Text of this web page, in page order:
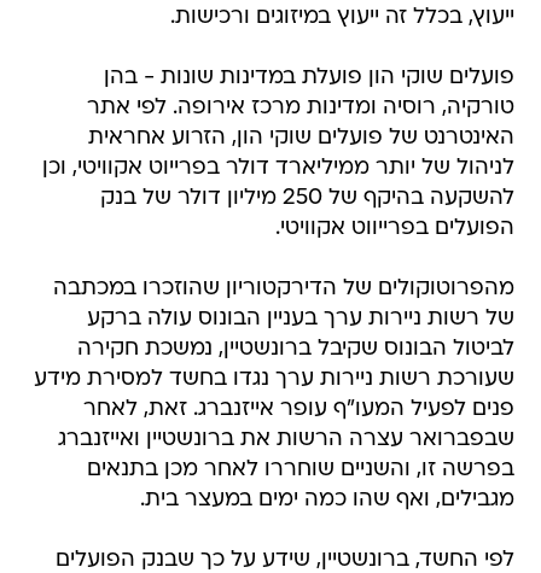
ייעוץ, בכלל זה ייעוץ במיזוגים ורכישות.
פועלים שוקי הון פועלת במדינות שונות - בהן
טורקיה, רוסיה ומדינות מרכז אירופה. לפי אתר
האינטרנט של פועלים שוקי הון, הזרוע אחראית
לניהול של יותר ממיליארד דולר בפרייוט אקוויטי, וכן
להשקעה בהיקף של 250 מיליון דולר של בנק
הפועלים בפרייווט אקוויטי.
מהפרוטוקולים של הדירקטוריון שהוזכרו במכתבה
של רשות ניירות ערך בעניין הבונוס עולה ברקע
לביטול הבונוס שקיבל ברונשטיין, נמשכת חקירה
שעורכת רשות ניירות ערך נגדו בחשד למסירת מידע
פנים לפעיל המעו"ף עופר אייזנברג. זאת, לאחר
שבפברואר עצרה הרשות את ברונשטיין ואייזנברג
בפרשה זו, והשניים שוחררו לאחר מכן בתנאים
מגבילים, ואף שהו כמה ימים במעצר בית.
לפי החשד, ברונשטיין, שידע על כך שבנק הפועלים